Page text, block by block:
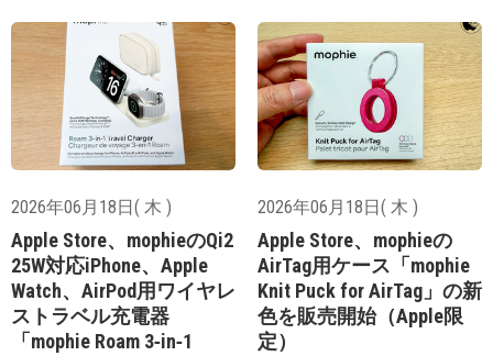
2026年06月18日( 木 )
Apple Store、mophieのQi2
25W対応iPhone、Apple
Watch、AirPod用ワイヤレ
ストラベル充電器
「mophie Roam 3‑in‑1
2026年06月18日( 木 )
Apple Store、mophieの
AirTag用ケース「mophie
Knit Puck for AirTag」の新
色を販売開始（Apple限
定）